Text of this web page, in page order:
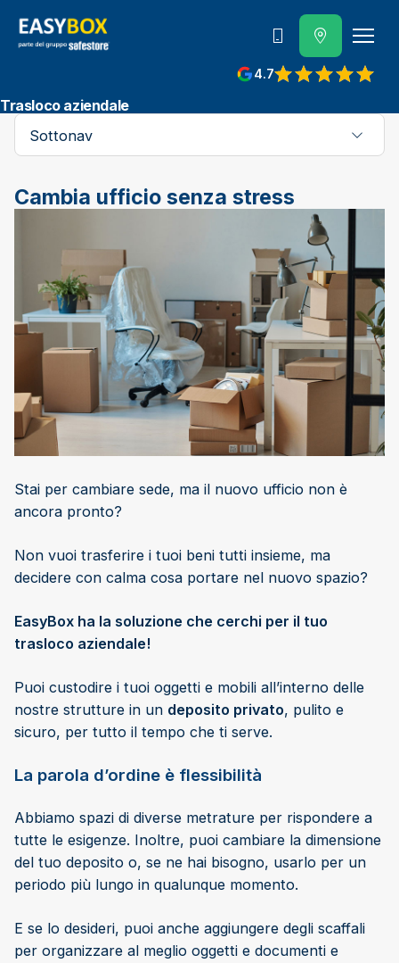
4.7
View reviews on Google
800 202 662
Trasloco aziendale
Sottonav
Cambia ufficio senza stress
Stai per cambiare sede, ma il nuovo ufficio non è
ancora pronto?
Non vuoi trasferire i tuoi beni tutti insieme, ma
decidere con calma cosa portare nel nuovo spazio?
EasyBox ha la soluzione che cerchi per il tuo
trasloco aziendale!
Puoi custodire i tuoi oggetti e mobili all’interno delle
nostre strutture in un deposito privato, pulito e
sicuro, per tutto il tempo che ti serve.
La parola d’ordine è flessibilità
Abbiamo spazi di diverse metrature per rispondere a
tutte le esigenze. Inoltre, puoi cambiare la dimensione
del tuo deposito o, se ne hai bisogno, usarlo per un
periodo più lungo in qualunque momento.
E se lo desideri, puoi anche aggiungere degli scaffali
per organizzare al meglio oggetti e documenti e